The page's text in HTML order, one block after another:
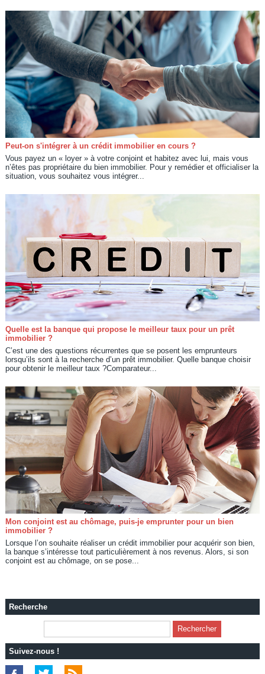
Peut-on s'intégrer à un crédit immobilier en cours ?
Vous payez un « loyer » à votre conjoint et habitez avec lui, mais vous
n’êtes pas propriétaire du bien immobilier. Pour y remédier et officialiser la
situation, vous souhaitez vous intégrer...
Quelle est la banque qui propose le meilleur taux pour un prêt
immobilier ?
C’est une des questions récurrentes que se posent les emprunteurs
lorsqu’ils sont à la recherche d’un prêt immobilier. Quelle banque choisir
pour obtenir le meilleur taux ?Comparateur...
Mon conjoint est au chômage, puis-je emprunter pour un bien
immobilier ?
Lorsque l’on souhaite réaliser un crédit immobilier pour acquérir son bien,
la banque s’intéresse tout particulièrement à nos revenus. Alors, si son
conjoint est au chômage, on se pose...
Recherche
Suivez-nous !